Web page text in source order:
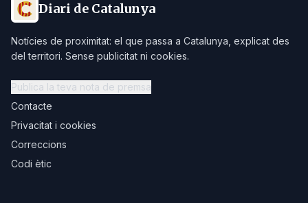
Diari de Catalunya
Notícies de proximitat: el que passa a Catalunya, explicat des
del territori. Sense publicitat ni cookies.
Publica la teva nota de premsa
Contacte
Privacitat i cookies
Correccions
Codi ètic